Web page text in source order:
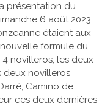
présentation du
6 août 2023.
étaient aux
formule du
novilleros, les deux
deux novilleros
Camino de
ces deux dernières